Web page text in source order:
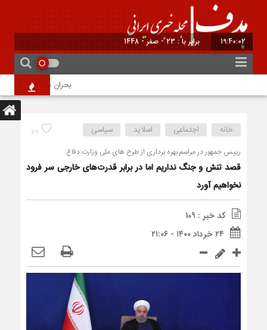
19:40:02 برابر با : 23 - صفر - 1448
بحران ناترازی ۱۰ میلیون لیتری بنزین؛ ضرورت مدیریت تقاضا و اصلاح ساختار
69 خانه اجتماعی اسلاید سیاسی
رییس جمهور در مراسم بهره برداری از طرح های ملی وزارت دفاع:
قصد تنش و جنگ نداریم اما در برابر قدرت‌های خارجی سر فرود
نخواهیم آورد
کد خبر : 109
۲۴ خرداد ۱۴۰۰ - ۲۱:۰۶